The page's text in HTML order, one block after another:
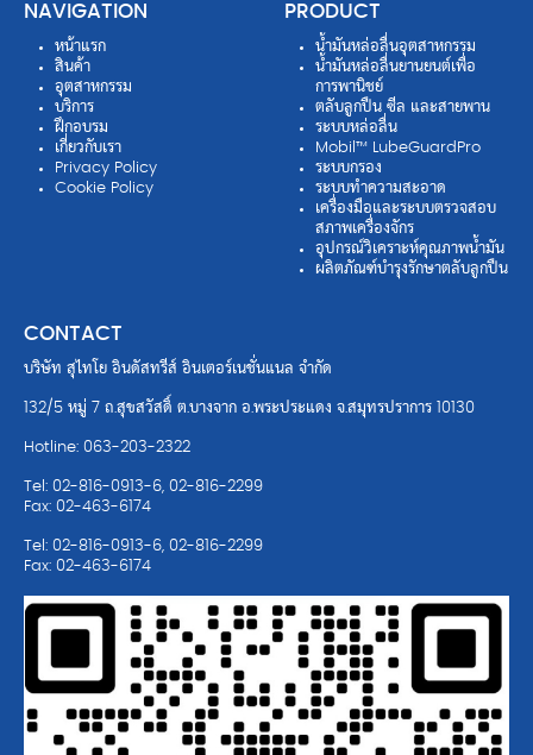
NAVIGATION
หน้าแรก
สินค้า
อุตสาหกรรม
บริการ
ฝึกอบรม
เกี่ยวกับเรา
Privacy Policy
Cookie Policy
PRODUCT
น้ำมันหล่อลื่นอุตสาหกรรม
น้ำมันหล่อลื่นยานยนต์เพื่อ
การพานิชย์
ตลับลูกปืน ซีล และสายพาน
ระบบหล่อลื่น
Mobil™ LubeGuardPro
ระบบกรอง
ระบบทำความสะอาด
เครื่องมือและระบบตรวจสอบ
สภาพเครื่องจักร
อุปกรณ์วิเคราะห์คุณภาพน้ำมัน
ผลิตภัณฑ์บำรุงรักษาตลับลูกปืน
CONTACT
บริษัท สุไทโย อินดัสทรีส์ อินเตอร์เนชั่นแนล จำกัด
132/5 หมู่ 7 ถ.สุขสวัสดิ์ ต.บางจาก อ.พระประแดง จ.สมุทรปราการ 10130
Hotline: 063-203-2322
Tel: 02-816-0913-6, 02-816-2299
Fax: 02-463-6174
Tel: 02-816-0913-6, 02-816-2299
Fax: 02-463-6174